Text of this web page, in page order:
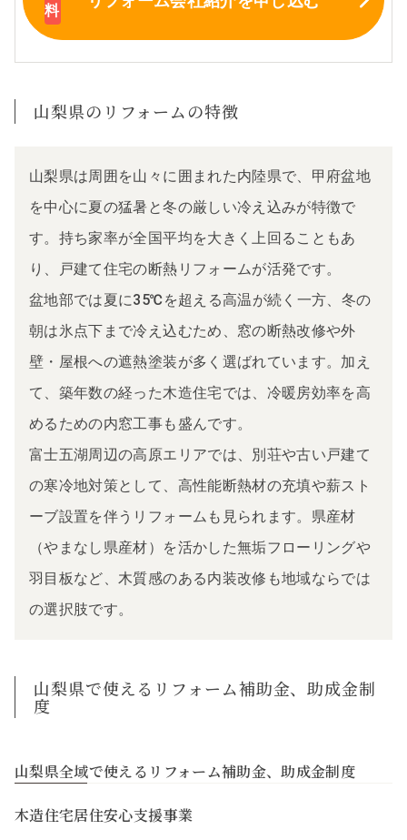
山梨県のリフォームの特徴
山梨県は周囲を山々に囲まれた内陸県で、甲府盆地
を中心に夏の猛暑と冬の厳しい冷え込みが特徴で
す。持ち家率が全国平均を大きく上回ることもあ
り、戸建て住宅の断熱リフォームが活発です。
盆地部では夏に35℃を超える高温が続く一方、冬の
朝は氷点下まで冷え込むため、窓の断熱改修や外
壁・屋根への遮熱塗装が多く選ばれています。加え
て、築年数の経った木造住宅では、冷暖房効率を高
めるための内窓工事も盛んです。
富士五湖周辺の高原エリアでは、別荘や古い戸建て
の寒冷地対策として、高性能断熱材の充填や薪スト
ーブ設置を伴うリフォームも見られます。県産材
（やまなし県産材）を活かした無垢フローリングや
羽目板など、木質感のある内装改修も地域ならでは
の選択肢です。
山梨県で使えるリフォーム補助金、助成金制
度
山梨県全域で使えるリフォーム補助金、助成金制度
木造住宅居住安心支援事業